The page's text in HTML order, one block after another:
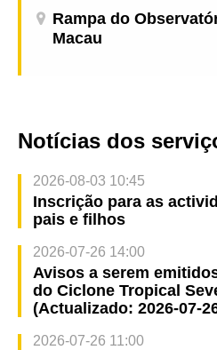
Rampa do
Macau
Notícias dos
2026-08-03 10:45
Inscrição para as
pais e filhos
2026-07-26 14:00
Avisos a serem
do Ciclone Tropical
(Actualizado: 2026-07-
2026-07-26 11:00